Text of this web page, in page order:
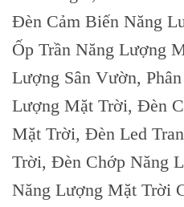
Đèn Cảm Biến Năng
Ốp Trần Năng Lượng
Lượng Sân Vườn,
Lượng Mặt Trời, Đèn
Mặt Trời, Đèn Led
Trời, Đèn Chớp Năng
Năng Lượng Mặt Trời